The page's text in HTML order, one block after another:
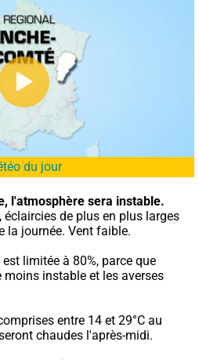
du jour
l'atmosphère sera instable.
la journée. Vent faible.
limitée à 80%, parce que
instable et les averses
entre 14 et 29°C au
chaudes l'après-midi.